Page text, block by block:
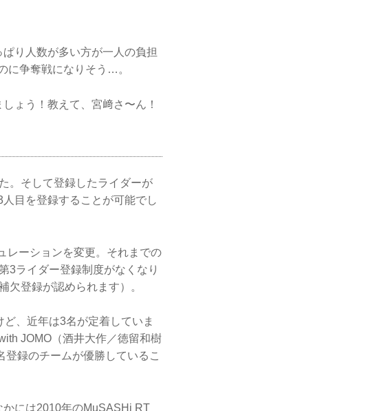
り人数が多い方が一人の負担
に争奪戦になりそう…。
ょう！教えて、宮﨑さ〜ん！
。そして登録したライダーが
目を登録することが可能でし
レーションを変更。それまでの
3ライダー登録制度がなくなり
欠登録が認められます）。
、近年は3名が定着していま
JOMO（酒井大作／徳留和樹
録のチームが優勝しているこ
には2010年のMuSASHi RT